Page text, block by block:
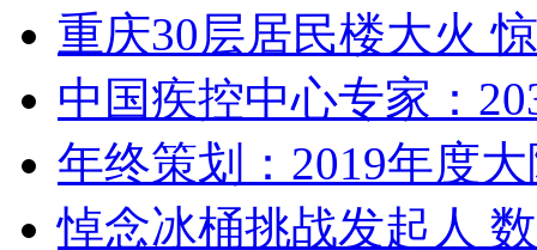
重庆30层居民楼大火
中国疾控中心专家：
年终策划：2019年度
悼念冰桶挑战发起人